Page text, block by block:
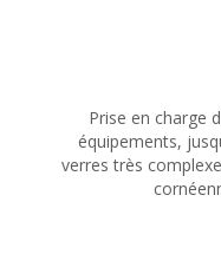
Prise en charge
équipements,
verres très